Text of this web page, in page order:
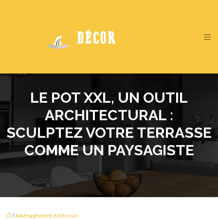
LE POT XXL, UN OUTIL
ARCHITECTURAL :
SCULPTEZ VOTRE TERRASSE
COMME UN PAYSAGISTE
/Aménagement extérieur